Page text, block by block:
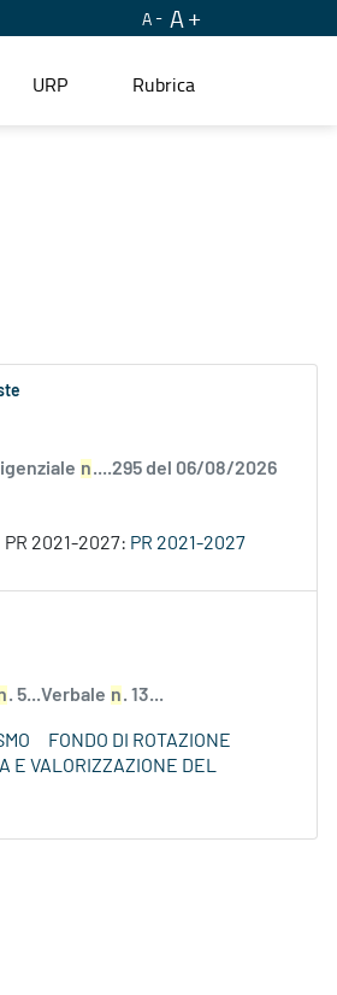
A A
URP Rubrica
n....295 del 06/08/2026
PR 2021-2027: PR 2021-2027
. 5...Verbale n. 13...
FONDO DI ROTAZIONE
E VALORIZZAZIONE DEL